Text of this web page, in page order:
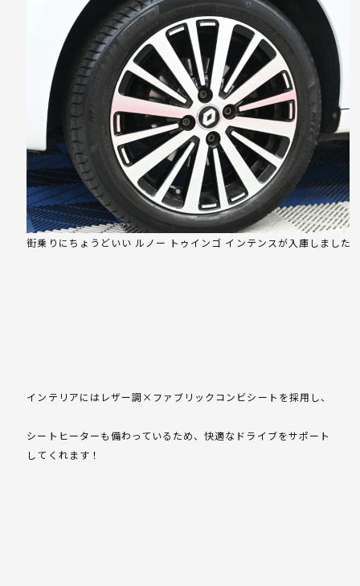
街乗りにちょうどいい ルノー トゥインゴ インテンスが入庫しました
インテリアにはレザー調×ファブリックコンビシートを採用し、
シートヒーターも備わっているため、快適なドライブをサポート
してくれます！